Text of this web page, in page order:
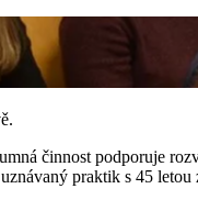
činnost podporuje
praktik s 45 letou